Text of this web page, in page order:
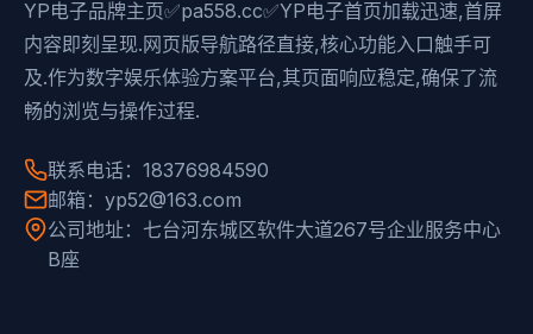
YP电子品牌主页✅pa558.cc✅YP电子首页加载迅速,首屏
内容即刻呈现.网页版导航路径直接,核心功能入口触手可
及.作为数字娱乐体验方案平台,其页面响应稳定,确保了流
畅的浏览与操作过程.
联系电话：18376984590
邮箱：yp52@163.com
公司地址：七台河东城区软件大道267号企业服务中心
B座